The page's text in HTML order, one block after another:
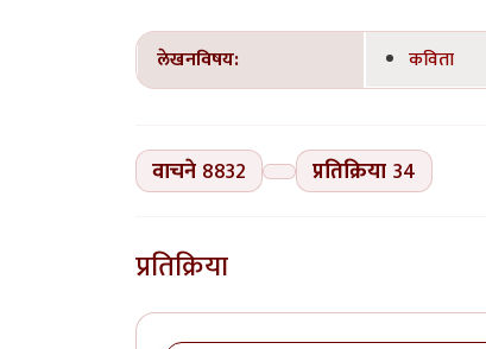
लेखनविषय: कविता
वाचने 8832 प्रतिक्रिया 34
प्रतिक्रिया